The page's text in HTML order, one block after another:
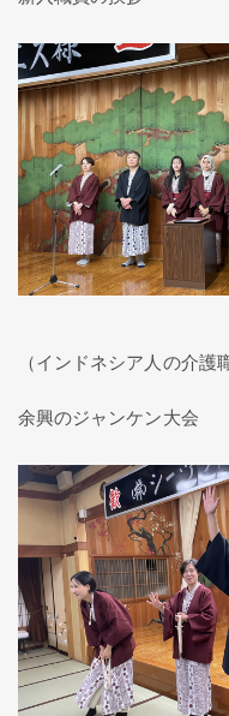
（インドネシア人の介護
余興のジャンケン大会